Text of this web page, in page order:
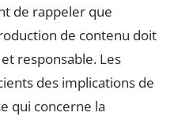
de rappeler que
de contenu doit
responsable. Les
des implications de
qui concerne la